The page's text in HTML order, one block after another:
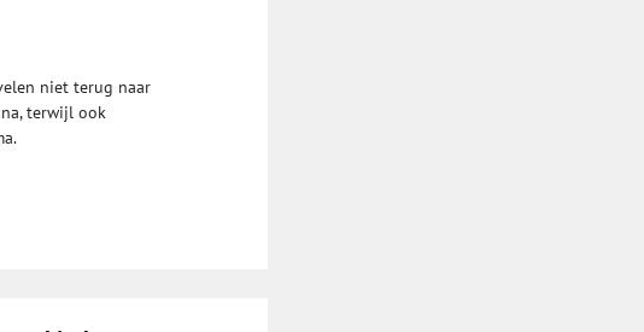
niet terug naar
terwijl ook